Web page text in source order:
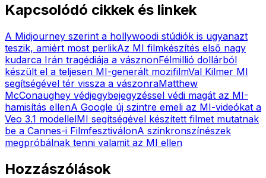
Kapcsolódó cikkek és linkek
A Midjourney szerint a hollywoodi stúdiók is ugyanazt
teszik, amiért most perlikAz MI filmkészítés első nagy
kudarca Irán tragédiája a vásznonFélmillió dollárból
készült el a teljesen MI-generált mozifilmVal Kilmer MI
segítségével tér vissza a vászonraMatthew
McConaughey védjegybejegyzéssel védi magát az MI-
hamisítás ellenA Google új szintre emeli az MI-videókat a
Veo 3.1 modellelMI segítségével készített filmet mutatnak
be a Cannes-i FilmfesztiválonA szinkronszínészek
megpróbálnak tenni valamit az MI ellen
Hozzászólások